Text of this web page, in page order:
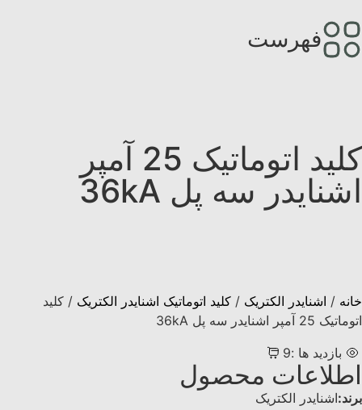
فهرست
کليد اتوماتیک 25 آمپر
اشنایدر سه پل 36kA
خانه / اشنایدر الکتریک / کلید اتوماتیک اشنایدر الکتریک / کليد
اتوماتیک 25 آمپر اشنایدر سه پل 36kA
بازدید ها :9
اطلاعات محصول
برند:اشنایدر الکتریک